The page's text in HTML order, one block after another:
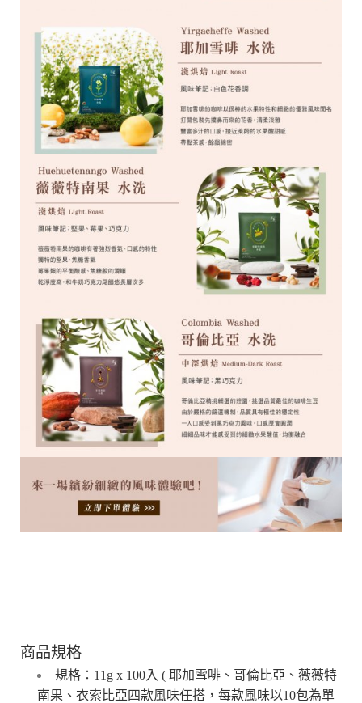
商品規格
規格：11g x 100入 ( 耶加雪啡、哥倫比亞、薇薇特
南果 、衣索比亞四款風味任搭，每款風味以10包為單